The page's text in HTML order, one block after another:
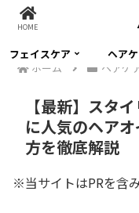
フェイスケア ヘア
ホーム
ヘアケア
【最新】スタ
に人気のヘア
方を徹底解説
※当サイトはPRを含
HOME